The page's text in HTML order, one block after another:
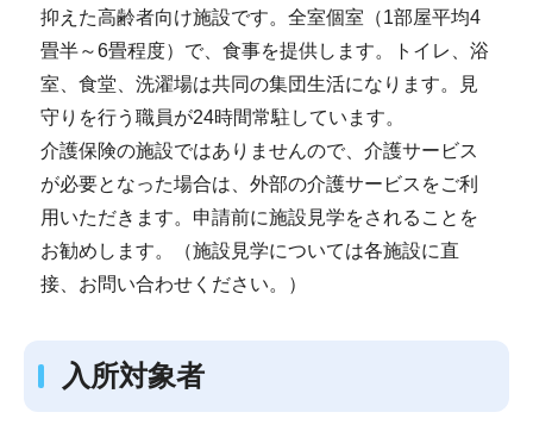
抑えた高齢者向け施設です。全室個室（1部屋平均4
畳半～6畳程度）で、食事を提供します。トイレ、浴
室、食堂、洗濯場は共同の集団生活になります。見
守りを行う職員が24時間常駐しています。
介護保険の施設ではありませんので、介護サービス
が必要となった場合は、外部の介護サービスをご利
用いただきます。申請前に施設見学をされることを
お勧めします。（施設見学については各施設に直
接、お問い合わせください。）
入所対象者